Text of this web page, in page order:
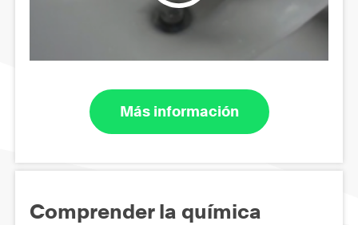
Más información
Comprender la química